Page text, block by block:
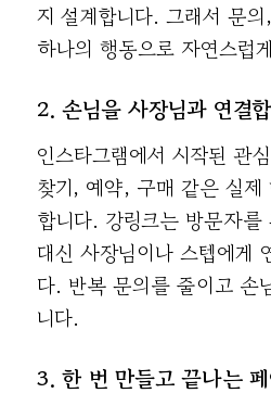
지 설계합니다. 그래서 문
하나의 행동으로 자연스럽
2. 손님을 사장님과 연결
인스타그램에서 시작된 관
찾기, 예약, 구매 같은 실제
합니다. 강링크는 방문자
대신 사장님이나 스텝에게
다. 반복 문의를 줄이고 손
니다.
3. 한 번 만들고 끝나는